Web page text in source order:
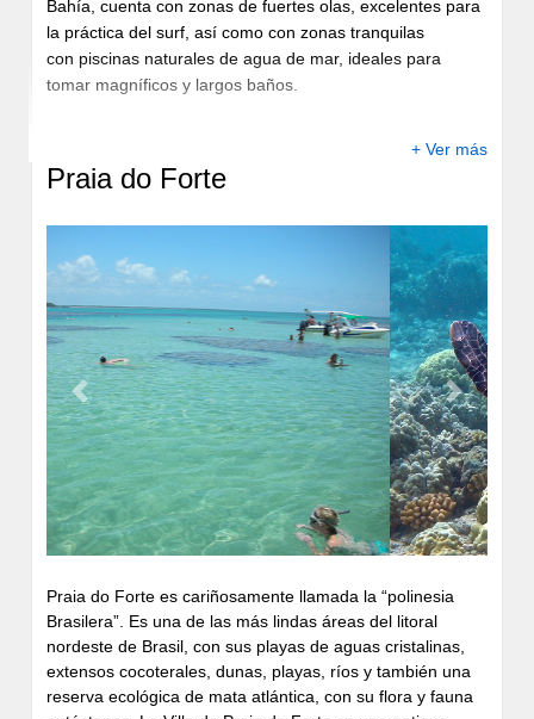
la práctica delsurf , así como con zonas tranquilas
conpiscinas naturalesde agua de mar, ideales para
tomar magníficos y largos baños.
Praia do Forte
Previous Next
Brasilera”. Es una de las más lindas áreas del litoral
nordeste de Brasil, con sus playas de aguas cristalinas,
extensos cocoterales, dunas, playas, ríos y también una
reserva ecológica de mata atlántica, con su flora y fauna
autóctonas. La Villa de Praia do Forte es una antigua